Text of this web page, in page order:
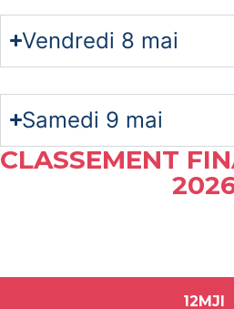
Vendredi 8 mai
Samedi 9 mai
CLASSEMENT
12MJI